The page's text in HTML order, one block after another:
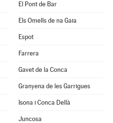
El Pont de Bar
Els Omells de na Gaia
Espot
Farrera
Gavet de la Conca
Granyena de les Garrigues
Isona i Conca Dellà
Juncosa